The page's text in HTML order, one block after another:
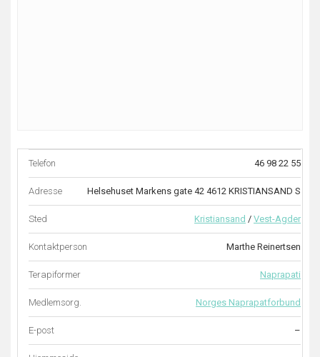
Telefon 46 98 22 55
Adresse Helsehuset Markens gate 42 4612 KRISTIANSAND S
Sted Kristiansand / Vest-Agder
Kontaktperson Marthe Reinertsen
Terapiformer Naprapati
Medlemsorg. Norges Naprapatforbund
E-post –